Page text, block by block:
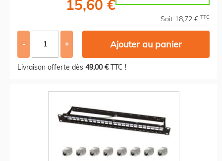
15,60 €
Soit 18,72 € TTC
- + Ajouter au panier
Livraison offerte dès 49,00 €TTC !